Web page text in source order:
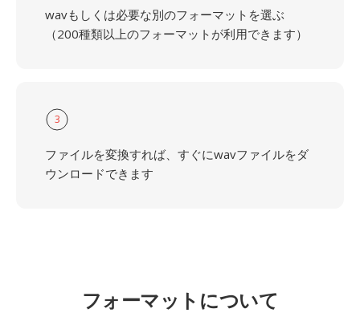
wavもしくは必要な別のフォーマットを選ぶ
（200種類以上のフォーマットが利用できます）
3
ファイルを変換すれば、すぐにwavファイルをダ
ウンロードできます
フォーマットについて